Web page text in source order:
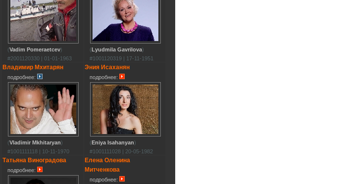
(Vadim Pomeraetcev)
#2001120330 | 01-01-1963
(Lyudmila Gavrilova)
#1001120319 | 17-11-1951
Владимир Мхитарян
подробнее:
(Vladimir Mkhitaryan)
#1001111118 | 10-11-1970
Эния Исаханян
подробнее:
(Eniya Isahanyan)
#1001111028 | 20-05-1982
Татьяна Виноградова
подробнее:
Елена Оленина
Митченкова
подробнее: